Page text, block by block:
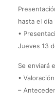
hasta el día
•
Jueves 13
Se enviará
•
–